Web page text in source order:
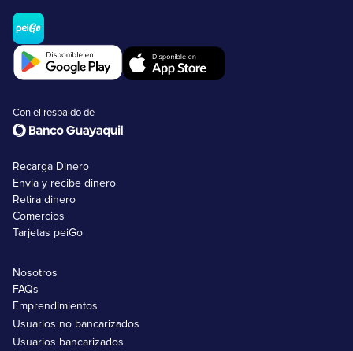
Con el respaldo de
Recarga Dinero
Envía y recibe dinero
Retira dinero
Comercios
Tarjetas peiGo
Nosotros
FAQs
Emprendimientos
Usuarios no bancarizados
Usuarios bancarizados